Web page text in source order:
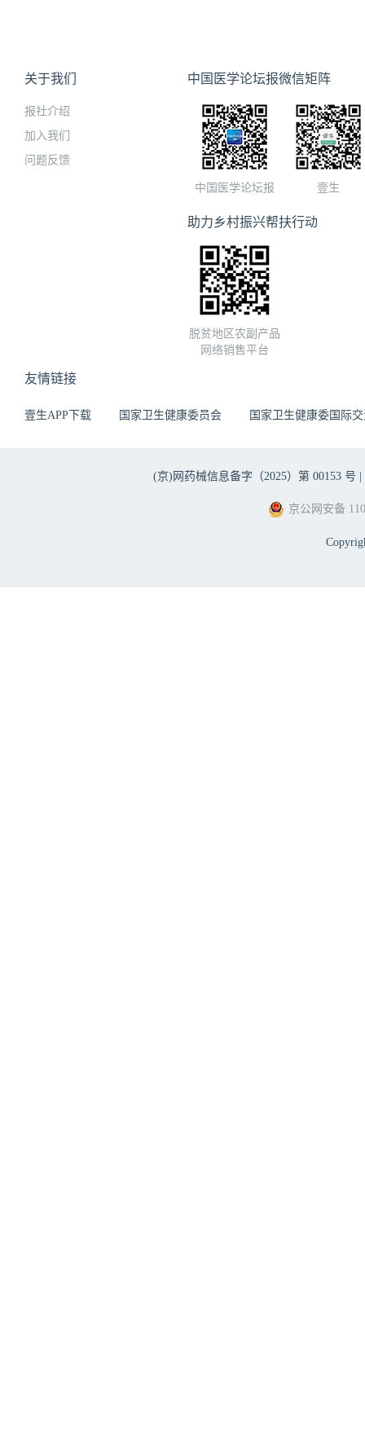
关于我们
报社介绍
加入我们
问题反馈
中国医学论坛报微信矩阵
中国医学论坛报 壹生
助力乡村振兴帮扶行动
脱贫地区农副产品
网络销售平台
友情链接
壹生APP下载 国家卫生健康委员会 国家卫生健康委国际
(京)网药械信息备字（2025）第 00153 号 |
京公网安备